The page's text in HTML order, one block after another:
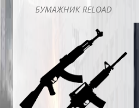
БУМАЖНИК RELOAD